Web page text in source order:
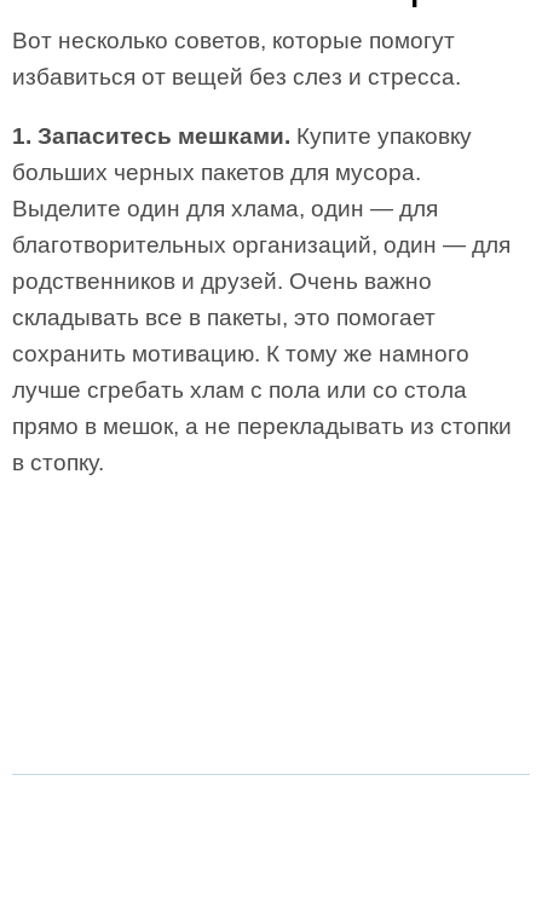
Вот несколько советов, которые помогут
избавиться от вещей без слез и стресса.
1. Запаситесь мешками. Купите упаковку
больших черных пакетов для мусора.
Выделите один для хлама, один — для
благотворительных организаций, один — для
родственников и друзей. Очень важно
складывать все в пакеты, это помогает
сохранить мотивацию. К тому же намного
лучше сгребать хлам с пола или со стола
прямо в мешок, а не перекладывать из стопки
в стопку.